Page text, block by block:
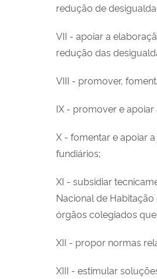
redução de
VII - apoiar a
redução das
VIII - promover,
IX - promover e
X - fomentar e apoiar
fundiários;
XI - subsidiar
Nacional de
órgãos colegiados
XII - propor normas
XIII - estimular